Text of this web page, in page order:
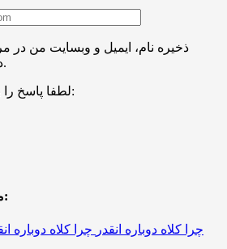
ذخیره نام، ایمیل و وبسایت من در
دوباره دیدگاهی می‌نویسم.
لطفا پاسخ را به عدد انگلیسی وارد کنید:
محبوب‌ترین مطالب مجله:
چرا کلاه دوباره انقدر